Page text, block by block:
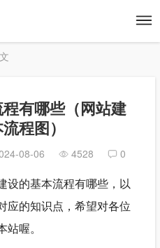
有哪些（网站建
程图）
08-06 4528 0
设的基本流程有哪些，以
应的知识点，希望对各位
喔。